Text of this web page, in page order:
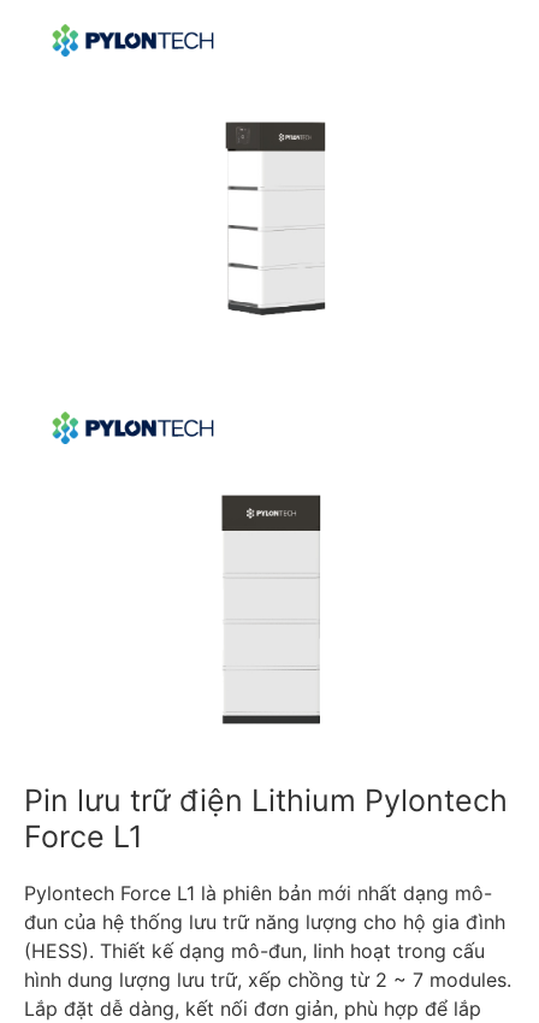
Pin lưu trữ điện Lithium Pylontech
Force L1
Pylontech Force L1 là phiên bản mới nhất dạng mô-
đun của hệ thống lưu trữ năng lượng cho hộ gia đình
(HESS). Thiết kế dạng mô-đun, Iinh hoạt trong cấu
hình dung lượng lưu trữ, xếp chồng từ 2 ~ 7 modules.
Lắp đặt dễ dàng, kết nối đơn giản, phù hợp để lắp